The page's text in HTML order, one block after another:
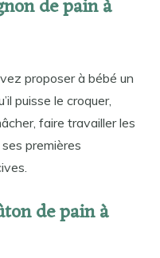
de pain à
proposer à bébé un
puisse le croquer,
faire travailler les
premières
de pain à